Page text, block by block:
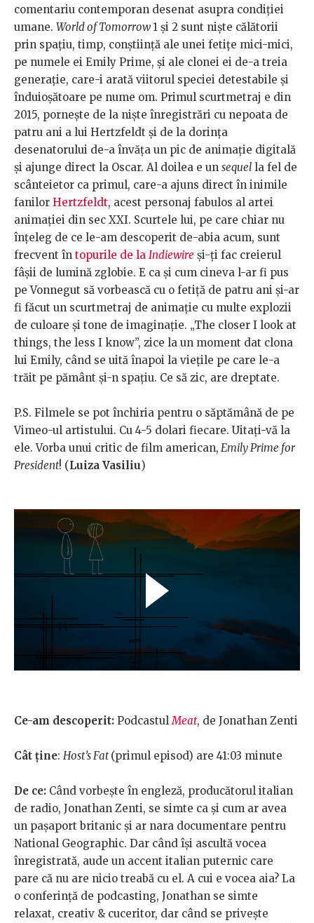
comentariu contemporan desenat asupra condiției
umane. World of Tomorrow1 și 2 sunt niște călătorii
prin spațiu, timp, conștiință ale unei fetițe mici-mici,
pe numele ei Emily Prime, și ale clonei ei de-a treia
generație, care-i arată viitorul speciei detestabile și
înduioșătoare pe nume om. Primul scurtmetraj e din
2015, pornește de la niște înregistrări cu nepoata de
patru ani a lui Hertzfeldt și de la dorința
desenatorului de-a învăța un pic de animație digitală
și ajunge direct la Oscar. Al doilea e un sequel la fel de
scânteietor ca primul, care-a ajuns direct în inimile
fanilor Hertzfeldt, acest personaj fabulos al artei
animației din sec XXI. Scurtele lui, pe care chiar nu
înțeleg de ce le-am descoperit de-abia acum, sunt
frecvent în topurile de la Indiewire și-ți fac creierul
fâșii de lumină zglobie. E ca și cum cineva l-ar fi pus
pe Vonnegut să vorbească cu o fetiță de patru ani și-ar
fi făcut un scurtmetraj de animație cu multe explozii
de culoare și tone de imaginație. „The closer I look at
things, the less I know”, zice la un moment dat clona
lui Emily, când se uită înapoi la viețile pe care le-a
trăit pe pământ și-n spațiu. Ce să zic, are dreptate.
P.S. Filmele se pot închiria pentru o săptămână de pe
Vimeo-ul artistului. Cu 4-5 dolari fiecare. Uitați-vă la
ele. Vorba unui critic de film american, Emily Prime for
President! (Luiza Vasiliu)
Ce-am descoperit: PodcastulMeat, de Jonathan Zenti
Cât ține: Host’s Fat(primul episod) are 41:03 minute
De ce: Când vorbește în engleză, producătorul italian
de radio, Jonathan Zenti, se simte ca și cum ar avea
un pașaport britanic și ar nara documentare pentru
National Geographic. Dar când își ascultă vocea
înregistrată, aude un accent italian puternic care
pare că nu are nicio treabă cu el. A cui e vocea aia? La
o conferință de podcasting, Jonathan se simte
relaxat, creativ & cuceritor, dar când se privește